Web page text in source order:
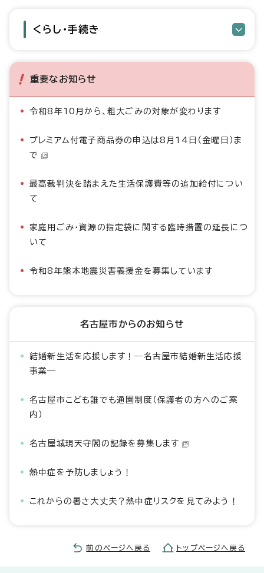
くらし・手続き
重要なお知らせ
令和8年10月から、粗大ごみの対象が変わります
プレミアム付電子商品券の申込は8月14日（金曜日）ま
で
最高裁判決を踏まえた生活保護費等の追加給付につい
て
家庭用ごみ・資源の指定袋に関する臨時措置の延長につ
いて
令和8年熊本地震災害義援金を募集しています
名古屋市からのお知らせ
結婚新生活を応援します！―名古屋市結婚新生活応援
事業―
名古屋市こども誰でも通園制度（保護者の方へのご案
内）
名古屋城現天守閣の記録を募集します
熱中症を予防しましょう！
これからの暑さ大丈夫？熱中症リスクを見てみよう！
前のページへ戻る トップページへ戻る